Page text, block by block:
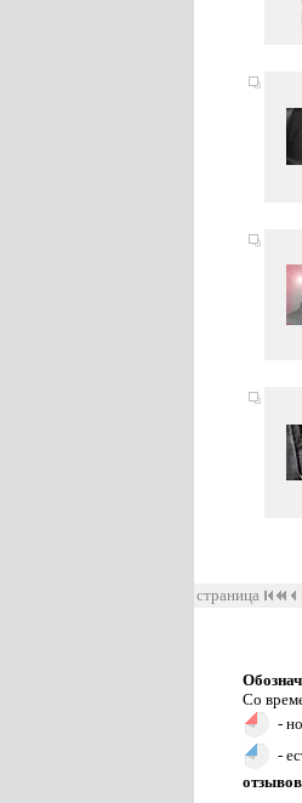
страница
Со
-
-